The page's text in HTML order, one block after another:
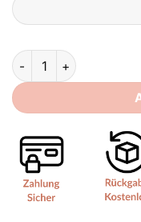
Brautkleid mit Ärmel